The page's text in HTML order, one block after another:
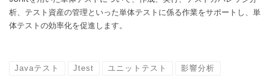
析、テスト資産の管理といった単体テストに係る作業をサポートし、単
体テストの効率化を促進します。
Javaテスト Jtest ユニットテスト 影響分析